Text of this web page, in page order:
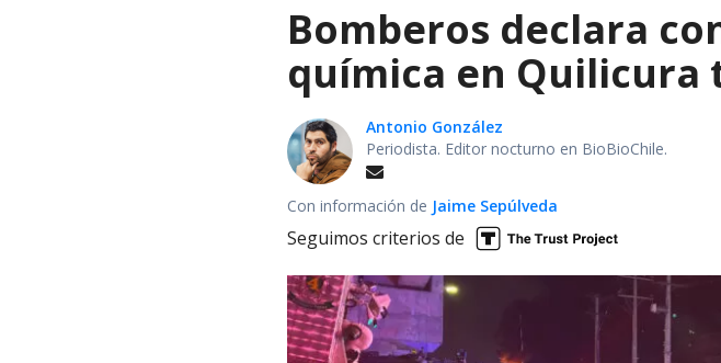
Bomberos declara
química en Quilicura
Antonio González
Periodista. Editor nocturno en BioBioChile.
Con información de Jaime Sepúlveda
Seguimos criterios de